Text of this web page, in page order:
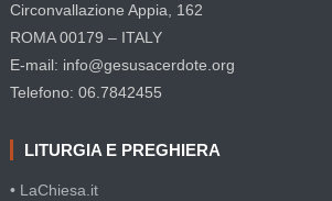
Circonvallazione Appia, 162
ROMA 00179 – ITALY
E-mail: info@gesusacerdote.org
Telefono: 06.7842455
LITURGIA E PREGHIERA
• LaChiesa.it